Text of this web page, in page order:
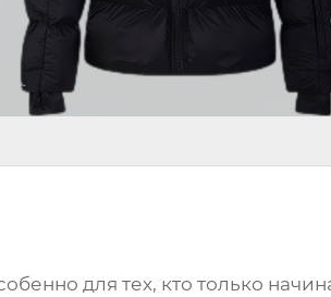
для тех, кто только